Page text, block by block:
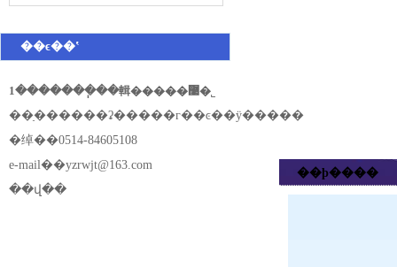
��ϵ��ʽ
1�������ֽ��輯�����޹�˾
��ַ������ʡ�����г��ͼ��ÿ�����
�绰��0514-84605108
e-mail��yzrwjt@163.com
��վ��
��ϸ����